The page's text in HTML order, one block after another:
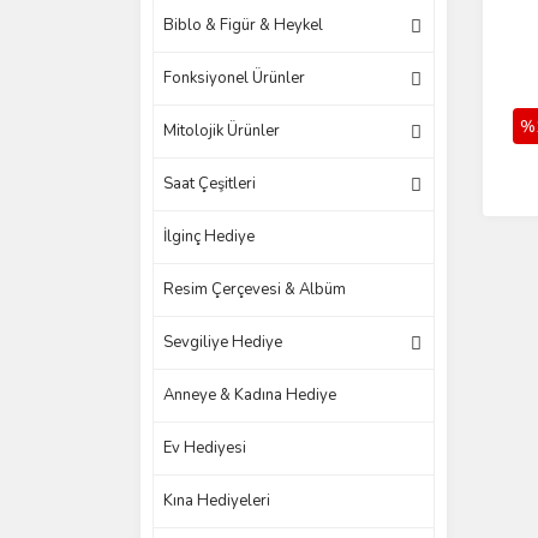
Biblo & Figür & Heykel
Fonksiyonel Ürünler
Mitolojik Ürünler
Saat Çeşitleri
İlginç Hediye
Resim Çerçevesi & Albüm
Sevgiliye Hediye
Anneye & Kadına Hediye
Ev Hediyesi
Kına Hediyeleri